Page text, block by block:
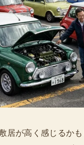
居が高く感じるか